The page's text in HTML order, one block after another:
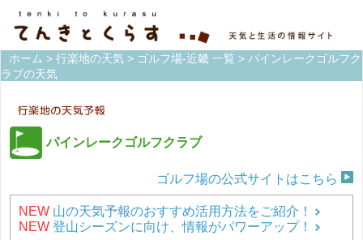
ホーム > 行楽地の天気 > ゴルフ場-近畿 一覧 > パインレークゴルフク
ラブの天気
パインレークゴルフクラブ
ゴルフ場の公式サイトはこちら
NEW 山の天気予報のおすすめ活用方法をご紹介！
NEW 登山シーズンに向け、情報がパワーアップ！